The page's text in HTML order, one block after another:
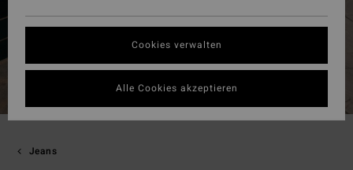
Jeans
Cookies verwalten
Alle Cookies akzeptieren